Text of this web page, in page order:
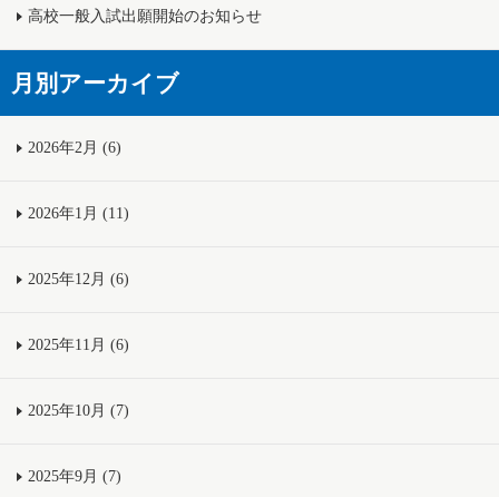
高校一般入試出願開始のお知らせ
月別アーカイブ
2026年2月 (6)
2026年1月 (11)
2025年12月 (6)
2025年11月 (6)
2025年10月 (7)
2025年9月 (7)